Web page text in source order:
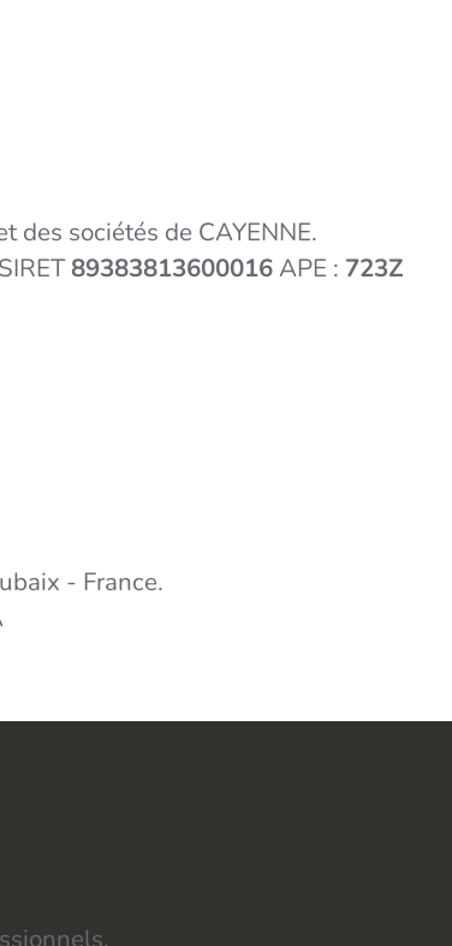
des sociétés de CAYENNE.
89383813600016APE : 723Z
- France.